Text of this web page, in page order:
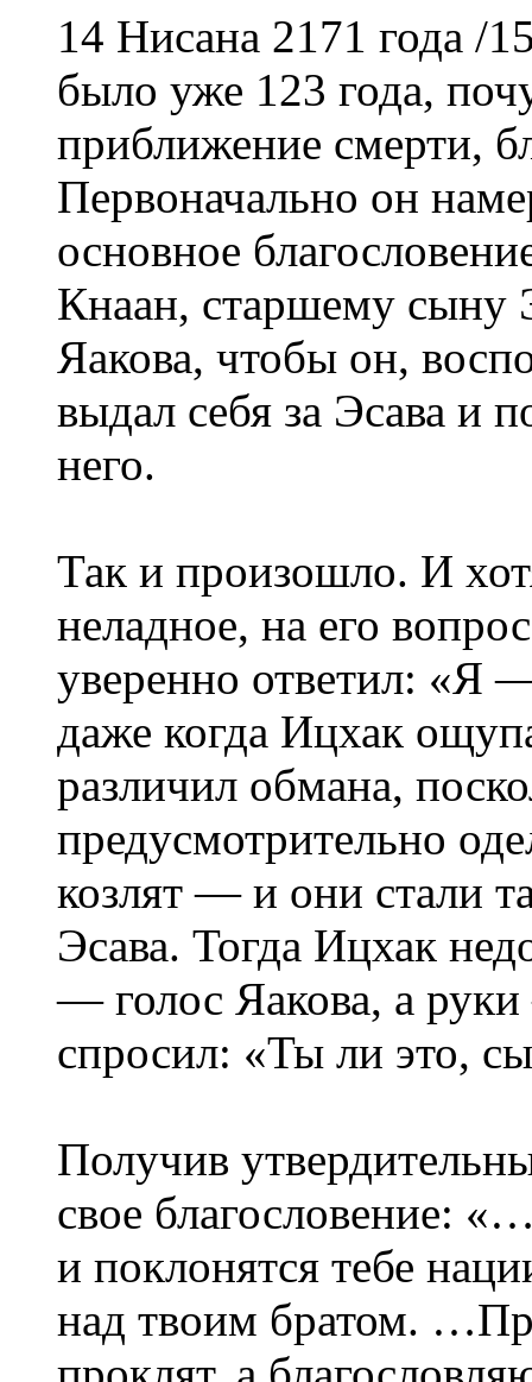
14 Нисана 2171 года /
было уже 123 года,
приближение смерти,
Первоначально он
основное
Кнаан, старшему сыну
Яакова, чтобы он,
выдал себя за Эсава и
него.
Так и произошло. И
неладное, на его
уверенно ответил: «Я
даже когда Ицхак
различил обмана,
предусмотрительно
козлят — и они стали
Эсава. Тогда Ицхак
— голос Яакова, а
спросил: «Ты ли это,
Получив
свое благословение:
и поклонятся тебе
над твоим братом.